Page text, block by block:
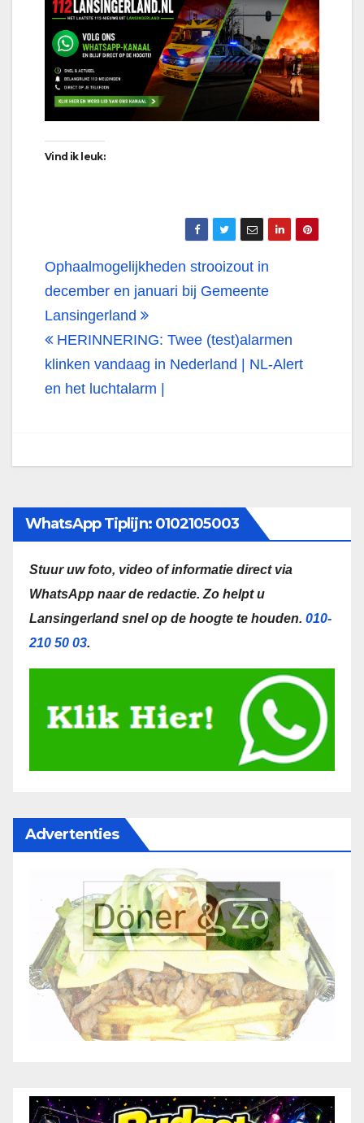
Vind ik leuk:
Bericht
navigatie
Ophaalmogelijkheden strooizout in
december en januari bij Gemeente
Lansingerland
HERINNERING: Twee (test)alarmen
klinken vandaag in Nederland | NL-Alert
en het luchtalarm |
WhatsApp Tiplijn: 0102105003
Stuur uw foto, video of informatie direct via
WhatsApp naar de redactie. Zo helpt u
Lansingerland snel op de hoogte te houden. 010-
210 50 03.
Advertenties